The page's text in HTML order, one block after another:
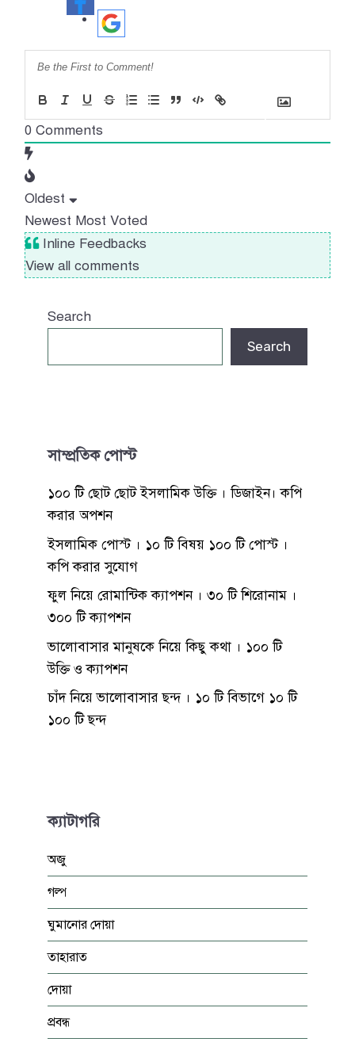
]
0 Comments
Oldest
Newest Most Voted
Inline Feedbacks
View all comments
Search
Search
সাম্প্রতিক পোস্ট
১০০ টি ছোট ছোট ইসলামিক উক্তি । ডিজাইন। কপি
করার অপশন
ইসলামিক পোস্ট । ১০ টি বিষয় ১০০ টি পোস্ট ।
কপি করার সুযোগ
ফুল নিয়ে রোমান্টিক ক্যাপশন । ৩০ টি শিরোনাম ।
৩০০ টি ক্যাপশন
ভালোবাসার মানুষকে নিয়ে কিছু কথা । ১০০ টি
উক্তি ও ক্যাপশন
চাঁদ নিয়ে ভালোবাসার ছন্দ । ১০ টি বিভাগে ১০ টি
১০০ টি ছন্দ
ক্যাটাগরি
অজু
গল্প
ঘুমানোর দোয়া
তাহারাত
দোয়া
প্রবন্ধ